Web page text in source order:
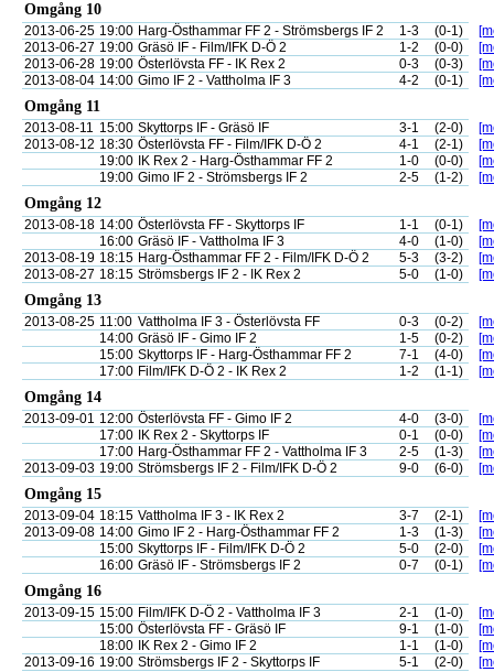
Omgång 10
2013-06-25 19:00 Harg-Östhammar FF 2 - Strömsbergs IF 2 1-3 (0-1)
2013-06-27 19:00 Gräsö IF - Film/IFK D-Ö 2 1-2 (0-0)
2013-06-28 19:00 Österlövsta FF - IK Rex 2 0-3 (0-3)
2013-08-04 14:00 Gimo IF 2 - Vattholma IF 3 4-2 (0-1)
Omgång 11
2013-08-11 15:00 Skyttorps IF - Gräsö IF 3-1 (2-0)
2013-08-12 18:30 Österlövsta FF - Film/IFK D-Ö 2 4-1 (2-1)
19:00
IK Rex 2 - Harg-Östhammar FF 2 1-0 (0-0)
19:00 Gimo IF 2 - Strömsbergs IF 2 2-5 (1-2)
Omgång 12
2013-08-18 14:00 Österlövsta FF - Skyttorps IF 1-1 (0-1)
16:00 Gräsö IF - Vattholma IF 3 4-0 (1-0)
2013-08-19 18:15 Harg-Östhammar FF 2 - Film/IFK D-Ö 2 5-3 (3-2)
2013-08-27 18:15 Strömsbergs IF 2 - IK Rex 2 5-0 (1-0)
Omgång 13
2013-08-25 11:00 Vattholma IF 3 - Österlövsta FF 0-3 (0-2)
14:00 Gräsö IF - Gimo IF 2 1-5 (0-2)
15:00 Skyttorps IF - Harg-Östhammar FF 2 7-1 (4-0)
17:00 Film/IFK D-Ö 2 - IK Rex 2 1-2 (1-1)
Omgång 14
2013-09-01 12:00 Österlövsta FF - Gimo IF 2 4-0 (3-0)
17:00
IK Rex 2 - Skyttorps IF 0-1 (0-0)
17:00 Harg-Östhammar FF 2 - Vattholma IF 3 2-5 (1-3)
2013-09-03 19:00 Strömsbergs IF 2 - Film/IFK D-Ö 2 9-0 (6-0)
Omgång 15
2013-09-04 18:15 Vattholma IF 3 - IK Rex 2 3-7 (2-1)
2013-09-08 14:00 Gimo IF 2 - Harg-Östhammar FF 2 1-3 (1-3)
15:00 Skyttorps IF - Film/IFK D-Ö 2 5-0 (2-0)
16:00 Gräsö IF - Strömsbergs IF 2 0-7 (0-1)
Omgång 16
2013-09-15 15:00 Film/IFK D-Ö 2 - Vattholma IF 3 2-1 (1-0)
15:00 Österlövsta FF - Gräsö IF 9-1 (1-0)
18:00
IK Rex 2 - Gimo IF 2 1-1 (1-0)
2013-09-16 19:00 Strömsbergs IF 2 - Skyttorps IF 5-1 (2-0)